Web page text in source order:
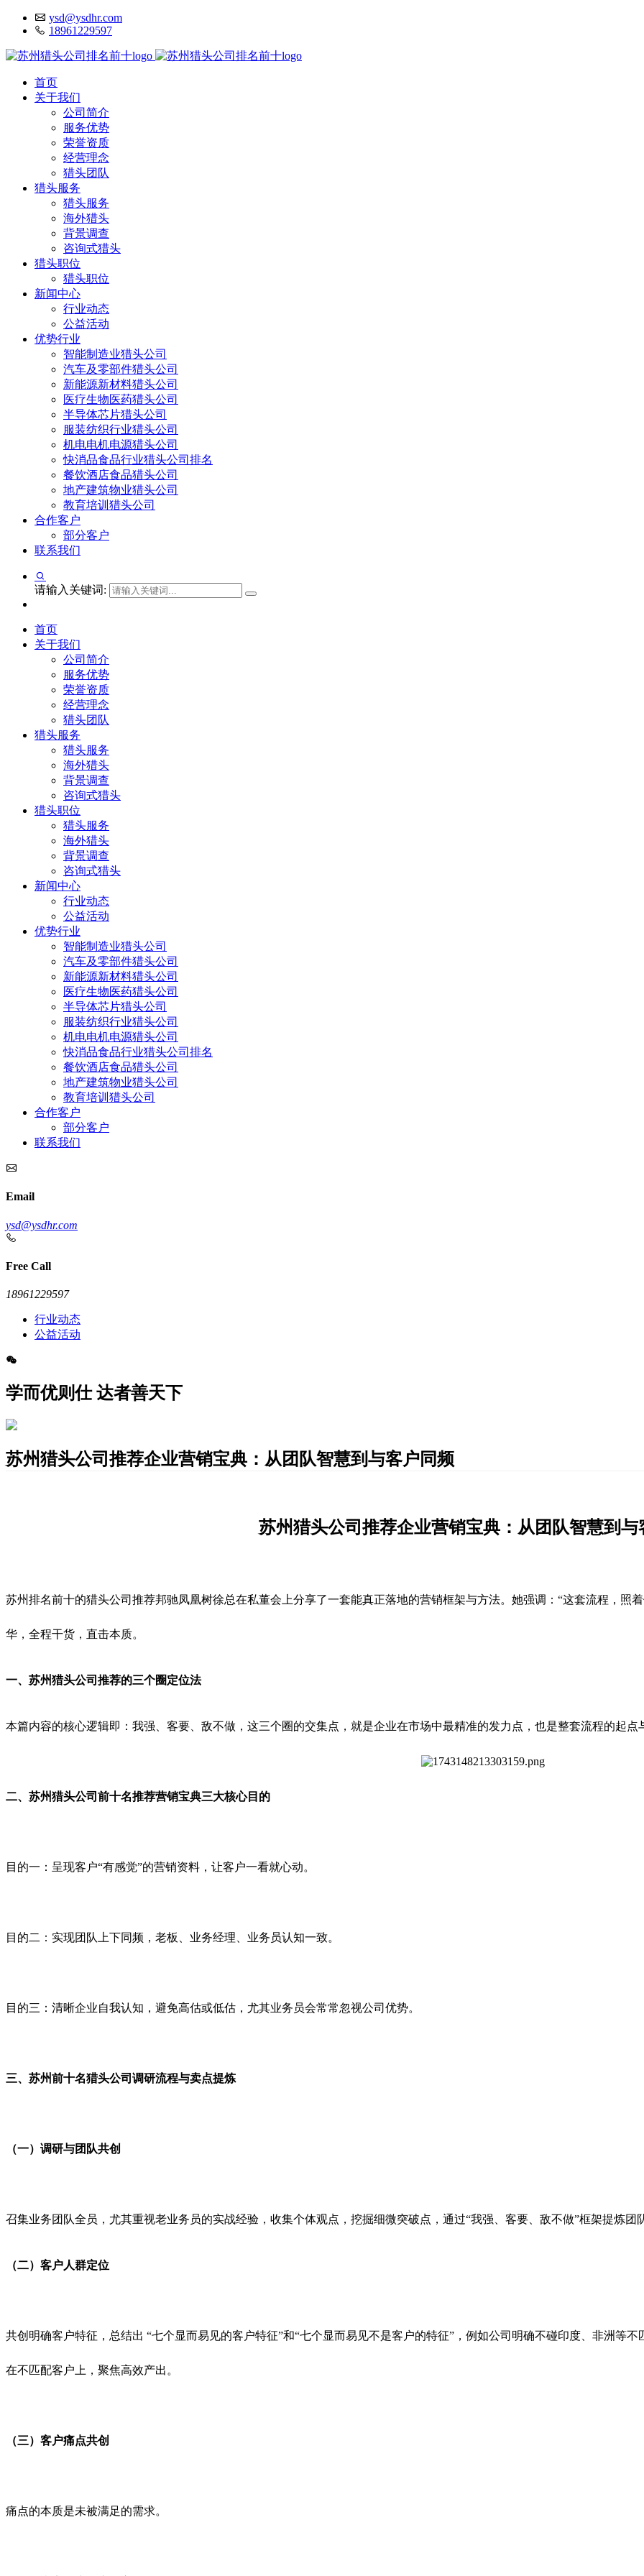
ysd@ysdhr.com
18961229597
首页
关于我们
公司简介
服务优势
荣誉资质
经营理念
猎头团队
猎头服务
猎头服务
海外猎头
背景调查
咨询式猎头
猎头职位
猎头职位
新闻中心
行业动态
公益活动
优势行业
智能制造业猎头公司
汽车及零部件猎头公司
新能源新材料猎头公司
医疗生物医药猎头公司
半导体芯片猎头公司
服装纺织行业猎头公司
机电电机电源猎头公司
快消品食品行业猎头公司排名
餐饮酒店食品猎头公司
地产建筑物业猎头公司
教育培训猎头公司
合作客户
部分客户
联系我们
请输入关键词:
首页
关于我们
公司简介
服务优势
荣誉资质
经营理念
猎头团队
猎头服务
猎头服务
海外猎头
背景调查
咨询式猎头
猎头职位
猎头服务
海外猎头
背景调查
咨询式猎头
新闻中心
行业动态
公益活动
优势行业
智能制造业猎头公司
汽车及零部件猎头公司
新能源新材料猎头公司
医疗生物医药猎头公司
半导体芯片猎头公司
服装纺织行业猎头公司
机电电机电源猎头公司
快消品食品行业猎头公司排名
餐饮酒店食品猎头公司
地产建筑物业猎头公司
教育培训猎头公司
合作客户
部分客户
联系我们
Email
ysd@ysdhr.com
Free Call
18961229597
行业动态
公益活动
学而优则仕 达者善天下
​苏州猎头公司推荐企业营销宝典：从团队智慧到与客户同频
苏州猎头公司推荐企业营销宝典：从团队智慧到与
苏州排名前十的猎头公司推荐邦驰凤凰树徐总在私董会上分享了一套能真正落地的营销框架与方法。她强调：“这套流程，照
华，全程干货，直击本质。
一、苏州猎头公司推荐的三个圈定位法
本篇内容的核心逻辑即：我强、客要、敌不做，这三个圈的交集点，就是企业在市场中最精准的发力点，也是整套流程的起点
二、苏州猎头公司前十名推荐营销宝典三大核心目的
目的一：呈现客户“有感觉”的营销资料，让客户一看就心动。
目的二：实现团队上下同频，老板、业务经理、业务员认知一致。
目的三：清晰企业自我认知，避免高估或低估，尤其业务员会常常忽视公司优势。
三、苏州前十名猎头公司调研流程与卖点提炼
（一）调研与团队共创
召集业务团队全员，尤其重视老业务员的实战经验，收集个体观点，挖掘细微突破点，通过“我强、客要、敌不做”框架提炼团
（二）客户人群定位
共创明确客户特征，总结出 “七个显而易见的客户特征”和“七个显而易见不是客户的特征”，例如公司明确不碰印度、非洲等
在不匹配客户上，聚焦高效产出。
（三）客户痛点共创
痛点的本质是未被满足的需求。